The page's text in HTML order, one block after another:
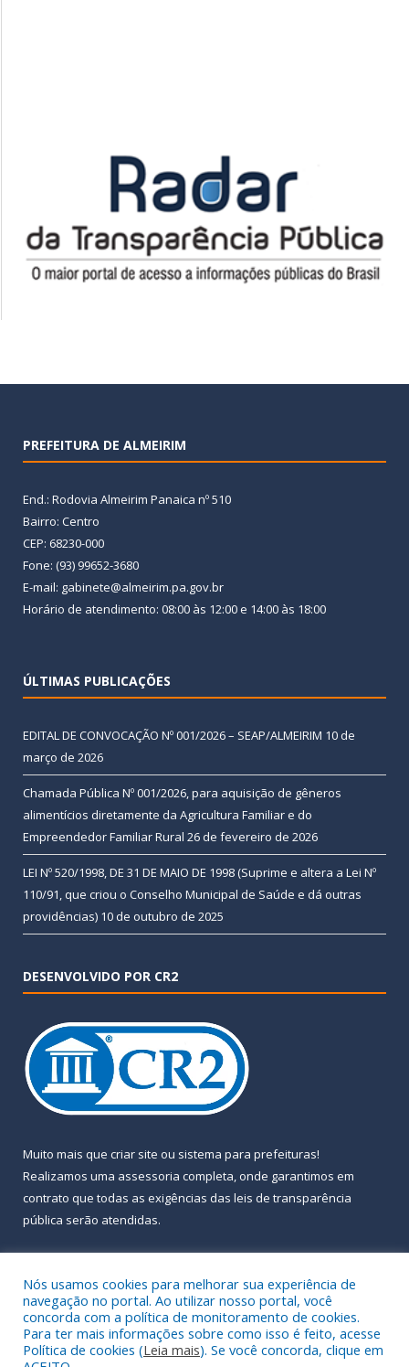
PREFEITURA DE ALMEIRIM
End.: Rodovia Almeirim Panaica nº 510
Bairro: Centro
CEP: 68230-000
Fone: (93) 99652-3680
E-mail: gabinete@almeirim.pa.gov.br
Horário de atendimento: 08:00 às 12:00 e 14:00 às 18:00
ÚLTIMAS PUBLICAÇÕES
EDITAL DE CONVOCAÇÃO Nº 001/2026 – SEAP/ALMEIRIM 10 de
março de 2026
Chamada Pública Nº 001/2026, para aquisição de gêneros
alimentícios diretamente da Agricultura Familiar e do
Empreendedor Familiar Rural 26 de fevereiro de 2026
LEI Nº 520/1998, DE 31 DE MAIO DE 1998 (Suprime e altera a Lei Nº
110/91, que criou o Conselho Municipal de Saúde e dá outras
providências) 10 de outubro de 2025
DESENVOLVIDO POR CR2
Muito mais que criar site ou sistema para prefeituras!
Realizamos uma assessoria completa, onde garantimos em
contrato que todas as exigências das leis de transparência
pública serão atendidas.
Todos os direitos reservados a Prefeitura Municipal de Almeirim.
Nós usamos cookies para melhorar sua experiência de
navegação no portal. Ao utilizar nosso portal, você
concorda com a política de monitoramento de cookies.
Para ter mais informações sobre como isso é feito, acesse
Política de cookies (Leia mais). Se você concorda, clique em